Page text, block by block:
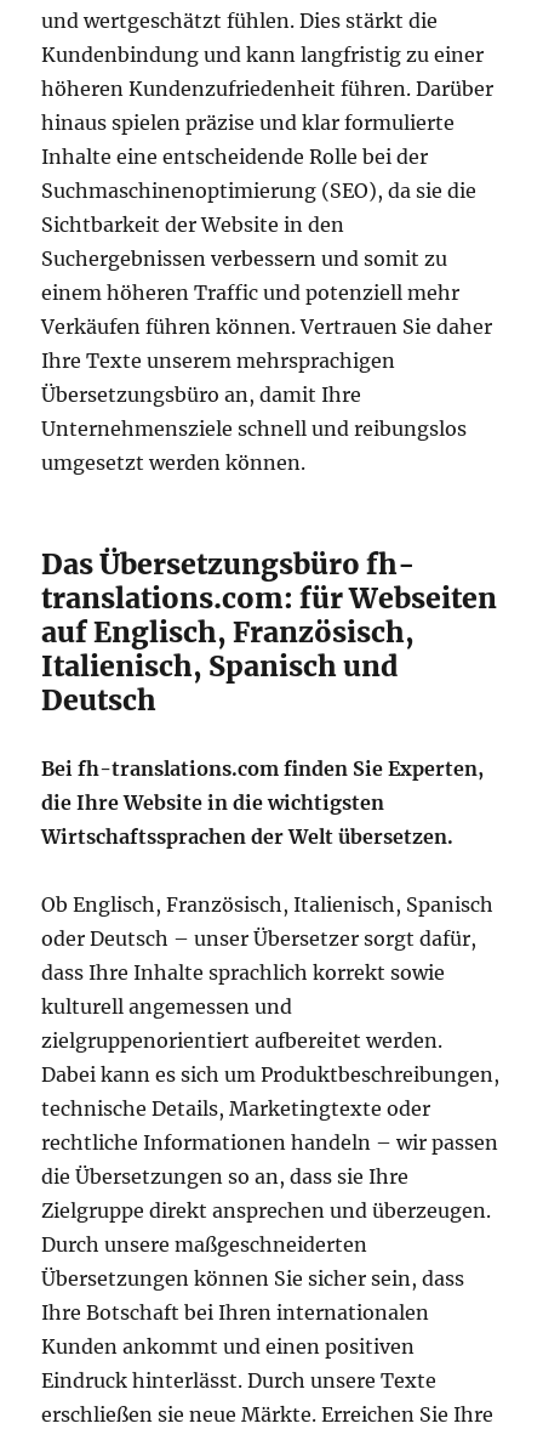
und wertgeschätzt fühlen. Dies stärkt die
Kundenbindung und kann langfristig zu einer
höheren Kundenzufriedenheit führen. Darüber
hinaus spielen präzise und klar formulierte
Inhalte eine entscheidende Rolle bei der
Suchmaschinenoptimierung (SEO), da sie die
Sichtbarkeit der Website in den
Suchergebnissen verbessern und somit zu
einem höheren Traffic und potenziell mehr
Verkäufen führen können. Vertrauen Sie daher
Ihre Texte unserem mehrsprachigen
Übersetzungsbüro an, damit Ihre
Unternehmensziele schnell und reibungslos
umgesetzt werden können.
Das Übersetzungsbüro fh-
translations.com: für Webseiten
auf Englisch, Französisch,
Italienisch, Spanisch und
Deutsch
Bei fh-translations.com finden Sie Experten,
die Ihre Website in die wichtigsten
Wirtschaftssprachen der Welt übersetzen.
Ob Englisch, Französisch, Italienisch, Spanisch
oder Deutsch – unser Übersetzer sorgt dafür,
dass Ihre Inhalte sprachlich korrekt sowie
kulturell angemessen und
zielgruppenorientiert aufbereitet werden.
Dabei kann es sich um Produktbeschreibungen,
technische Details, Marketingtexte oder
rechtliche Informationen handeln – wir passen
die Übersetzungen so an, dass sie Ihre
Zielgruppe direkt ansprechen und überzeugen.
Durch unsere maßgeschneiderten
Übersetzungen können Sie sicher sein, dass
Ihre Botschaft bei Ihren internationalen
Kunden ankommt und einen positiven
Eindruck hinterlässt. Durch unsere Texte
erschließen sie neue Märkte. Erreichen Sie Ihre